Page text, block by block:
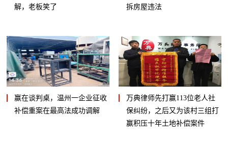
解，老板笑了
拆房屋违法
赢在谈判桌，温州一企业征收
补偿重案在最高法成功调解
万典律师先打赢113位老人社
保纠纷，之后又为该村三组打
赢积压十年土地补偿案件